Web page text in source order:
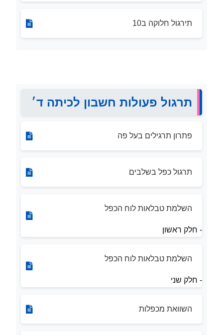
תירגול חלוקה ב10
תרגול פעולות חשבון לכיתה ד׳
פתרון תרגילים בעל פה
תרגול כפל בשלבים
השלמת טבלאות לוח הכפל
- חלק ראשון
השלמת טבלאות לוח הכפל
- חלק שני
השוואת מכפלות